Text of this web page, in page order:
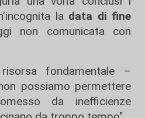
la data di fine
non comunicata con
fondamentale –
possiamo permettere
da inefficienze